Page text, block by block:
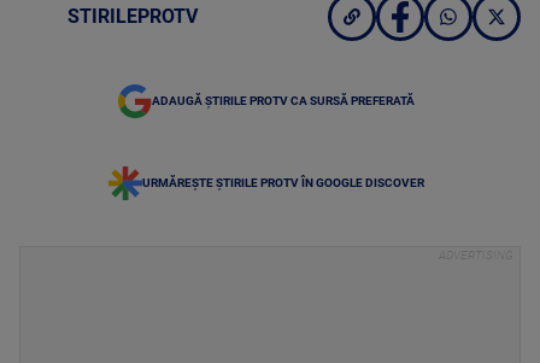
STIRILEPROTV
ADAUGĂ ȘTIRILE PROTV CA SURSĂ PREFERATĂ
URMĂREȘTE ȘTIRILE PROTV ÎN GOOGLE DISCOVER